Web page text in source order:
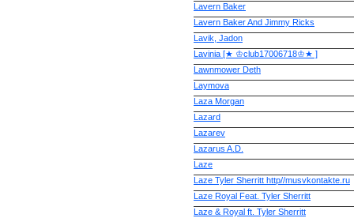
Lavern Baker
Lavern Baker And Jimmy Ricks
Lavik, Jadon
Lavinia [★ ♔club17006718♔★ ]
Lawnmower Deth
Laymova
Laza Morgan
Lazard
Lazarev
Lazarus A.D.
Laze
Laze Tyler Sherritt http//musvkontakte.ru
Laze Royal Feat. Tyler Sherritt
Laze & Royal ft. Tyler Sherritt